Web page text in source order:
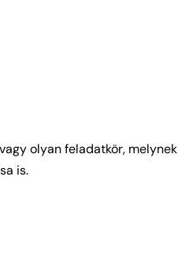
olyan feladatkör, melynek
is.